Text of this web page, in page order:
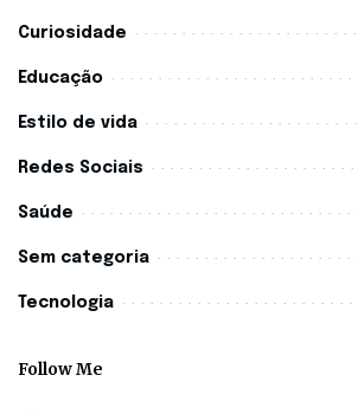
Curiosidade
Educação
Estilo de vida
Redes Sociais
Saúde
Sem categoria
Tecnologia
Follow Me